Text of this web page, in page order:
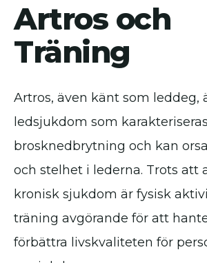
Artros och
Träning
Artros, även känt som leddeg,
ledsjukdom som
brosknedbrytning och kan
och stelhet i lederna. Trots att
kronisk sjukdom är fysisk
träning avgörande för att
förbättra livskvaliteten för